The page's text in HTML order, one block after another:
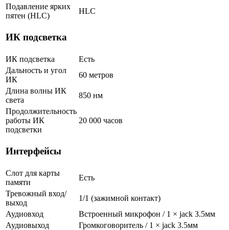
Подавление ярких
пятен (HLC)
HLC
ИК подсветка
ИК подсветка
Есть
Дальность и угол
ИК
60 метров
Длина волны ИК
света
850 нм
Продолжительность
работы ИК
подсветки
20 000 часов
Интерфейсы
Слот для карты
памяти
Есть
Тревожный вход/
выход
1/1 (зажимной контакт)
Аудиовход
Встроенный микрофон / 1 × jack 3.5мм
Аудиовыход
Громкоговоритель / 1 × jack 3.5мм